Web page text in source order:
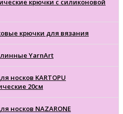
крючки с силиконовой
крючки для вязания
YarnArt
носков KARTOPU
20см
носков NAZARONE